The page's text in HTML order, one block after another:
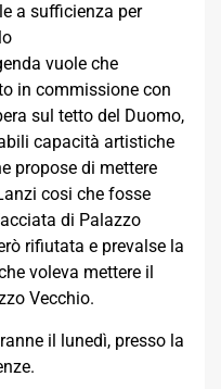
a sufficienza per
vuole che
in commissione con
sul tetto del Duomo,
capacità artistiche
propose di mettere
cosi che fosse
di Palazzo
rifiutata e prevalse la
voleva mettere il
Vecchio.
il lunedì, presso la